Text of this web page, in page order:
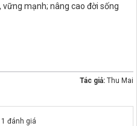
mạnh; nâng cao đời sống
Tác giả: Thu Mai
đánh giá